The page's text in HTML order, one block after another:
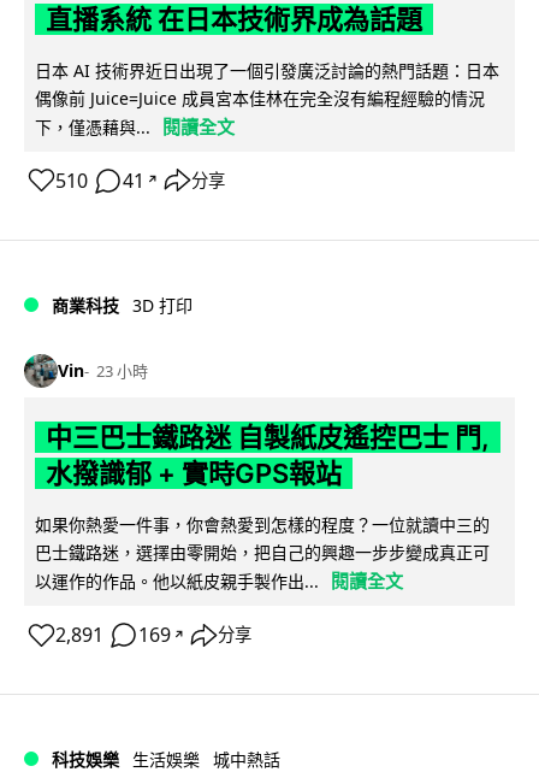
直播系統 在日本技術界成為話題
日本 AI 技術界近日出現了一個引發廣泛討論的熱門話題：日本
偶像前 Juice=Juice 成員宮本佳林在完全沒有編程經驗的情況
下，僅憑藉與...
閱讀全文
510 41 ↗ 分享
商業科技 3D 打印
Vin 23 小時
中三巴士鐵路迷 自製紙皮遙控巴士 門,
水撥識郁 + 實時GPS報站
如果你熱愛一件事，你會熱愛到怎樣的程度？一位就讀中三的
巴士鐵路迷，選擇由零開始，把自己的興趣一步步變成真正可
以運作的作品。他以紙皮親手製作出...
閱讀全文
2,891 169 ↗ 分享
科技娛樂 生活娛樂 城中熱話